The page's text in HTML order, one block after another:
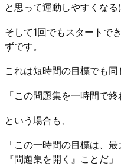
と思って運動しやすくなる
そして1回でもスタートで
ずです。
これは短時間の目標でも同
「この問題集を一時間で終
という場合も、
「この一時間の目標は、
『問題集を開く』ことだ」